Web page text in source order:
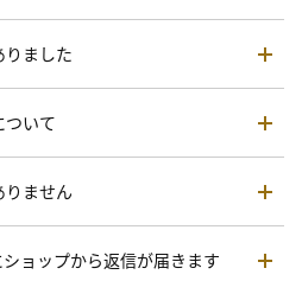
ました
ついて
りません
ョップから返信が届きます